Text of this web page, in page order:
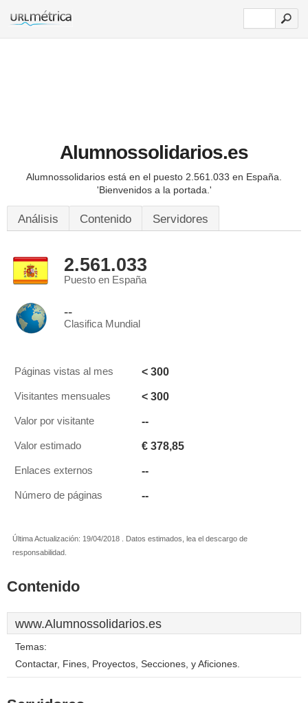
Alumnossolidarios.es
Alumnossolidarios está en el puesto 2.561.033 en España.
'Bienvenidos a la portada.'
Análisis Contenido Servidores
2.561.033
Puesto en España
--
Clasifica Mundial
Páginas vistas al mes < 300
Visitantes mensuales < 300
Valor por visitante --
Valor estimado € 378,85
Enlaces externos --
Número de páginas --
Última Actualización: 19/04/2018 . Datos estimados, lea el descargo de
responsabilidad.
Contenido
www.Alumnossolidarios.es
Temas:
Contactar, Fines, Proyectos, Secciones, y Aficiones.